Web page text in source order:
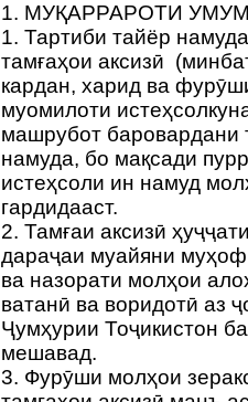
1. МУҚАРРАРОТИ
1. Тартиби тайёр
тамғаҳои аксизӣ
кардан, харид ва
муомилоти
машрубот баровардани
намуда, бо мақсади
истеҳсоли ин намуд
гардидааст.
2. Тамғаи аксизӣ
дараҷаи муайяни
ва назорати молҳои
ватанӣ ва воридотӣ аз
Ҷумҳурии Тоҷикистон
мешавад.
3. Фурӯши молҳои